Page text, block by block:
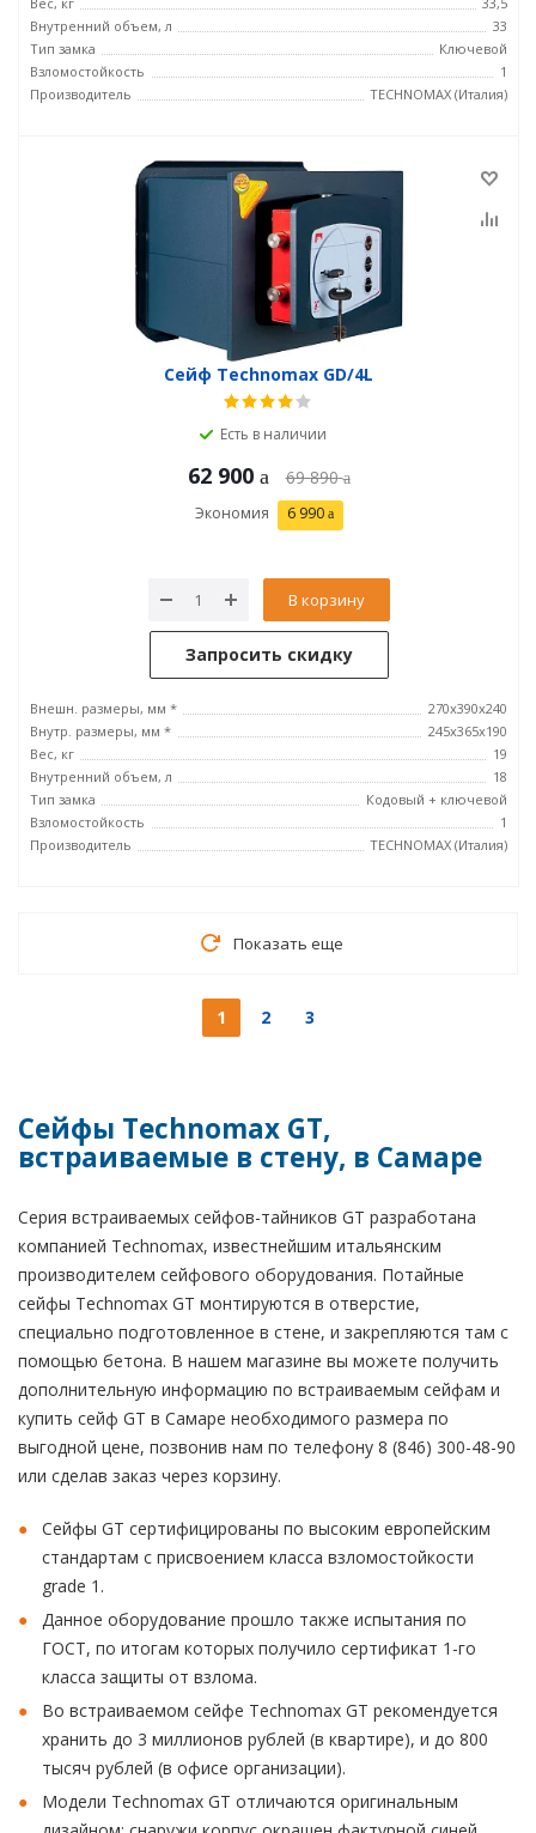
Внутренний объем, л
33
Тип замка
Ключевой
Взломостойкость
1
Производитель
TECHNOMAX (Италия)
Сейф Technomax GD/4L
Есть в наличии
62 900 69 890
Экономия 6 990
В корзину
Запросить скидку
Внешн. размеры, мм *
270x390x240
Внутр. размеры, мм *
245х365х190
Вес, кг
19
Внутренний объем, л
18
Тип замка
Кодовый + ключевой
Взломостойкость
1
Производитель
TECHNOMAX (Италия)
Показать еще
1 2 3
Сейфы Technomax GT,
встраиваемые в стену, в Самаре
Серия встраиваемых сейфов-тайников GT разработана
компанией Technomax, известнейшим итальянским
производителем сейфового оборудования. Потайные
сейфы Technomax GT монтируются в отверстие,
специально подготовленное в стене, и закрепляются там с
помощью бетона. В нашем магазине вы можете получить
дополнительную информацию по встраиваемым сейфам и
купить сейф GT в Самаре необходимого размера по
выгодной цене, позвонив нам по телефону 8 (846) 300-48-90
или сделав заказ через корзину.
Сейфы GT сертифицированы по высоким европейским
стандартам с присвоением класса взломостойкости
grade 1.
Данное оборудование прошло также испытания по
ГОСТ, по итогам которых получило сертификат 1-го
класса защиты от взлома.
Во встраиваемом сейфе Technomax GT рекомендуется
хранить до 3 миллионов рублей (в квартире), и до 800
тысяч рублей (в офисе организации).
Модели Technomax GT отличаются оригинальным